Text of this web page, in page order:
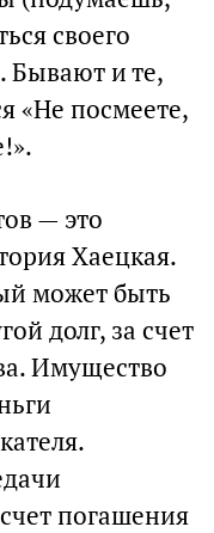
своего
Бывают и те,
«Не посмеете,
— это
Хаецкая.
может быть
долг, за счет
Имущество
погашения